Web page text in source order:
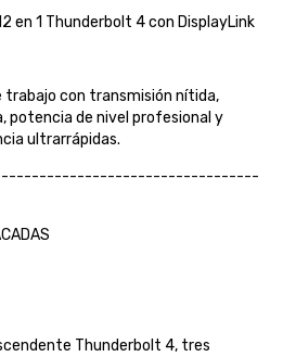
en 1 Thunderbolt 4 con DisplayLink
trabajo con transmisión nítida,
potencia de nivel profesional y
ultrarrápidas.
Thunderbolt 4, tres